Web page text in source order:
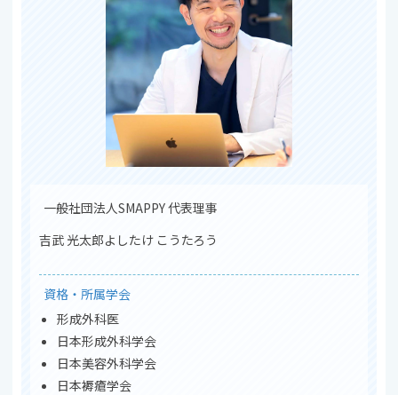
一般社団法人SMAPPY 代表理事
吉武 光太郎よしたけ こうたろう
資格・所属学会
形成外科医
日本形成外科学会
日本美容外科学会
日本褥瘡学会